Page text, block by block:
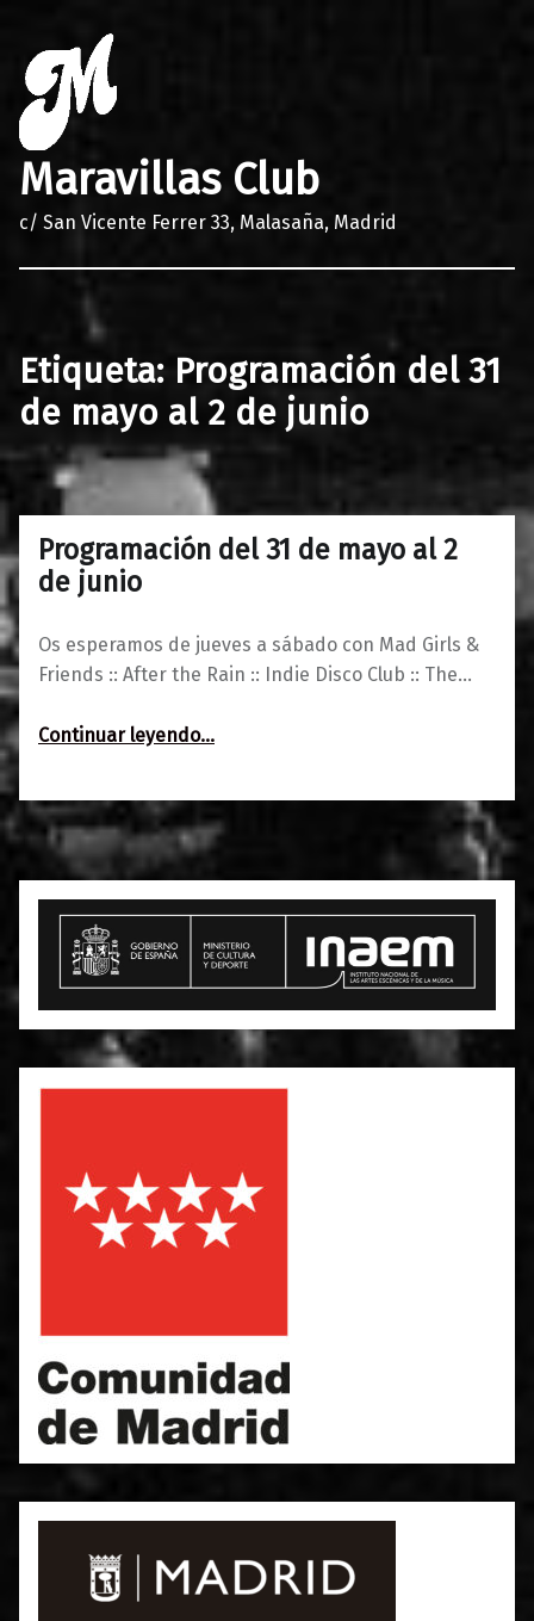
Maravillas Club
c/ San Vicente Ferrer 33, Malasaña, Madrid
Etiqueta: Programación del 31
de mayo al 2 de junio
Programación del 31 de mayo al 2
de junio
Os esperamos de jueves a sábado con Mad Girls &
Friends :: After the Rain :: Indie Disco Club :: The…
Continuar leyendo“Programación del 31 de mayo al 2 de junio”
…
29/05/20180
Maravillas